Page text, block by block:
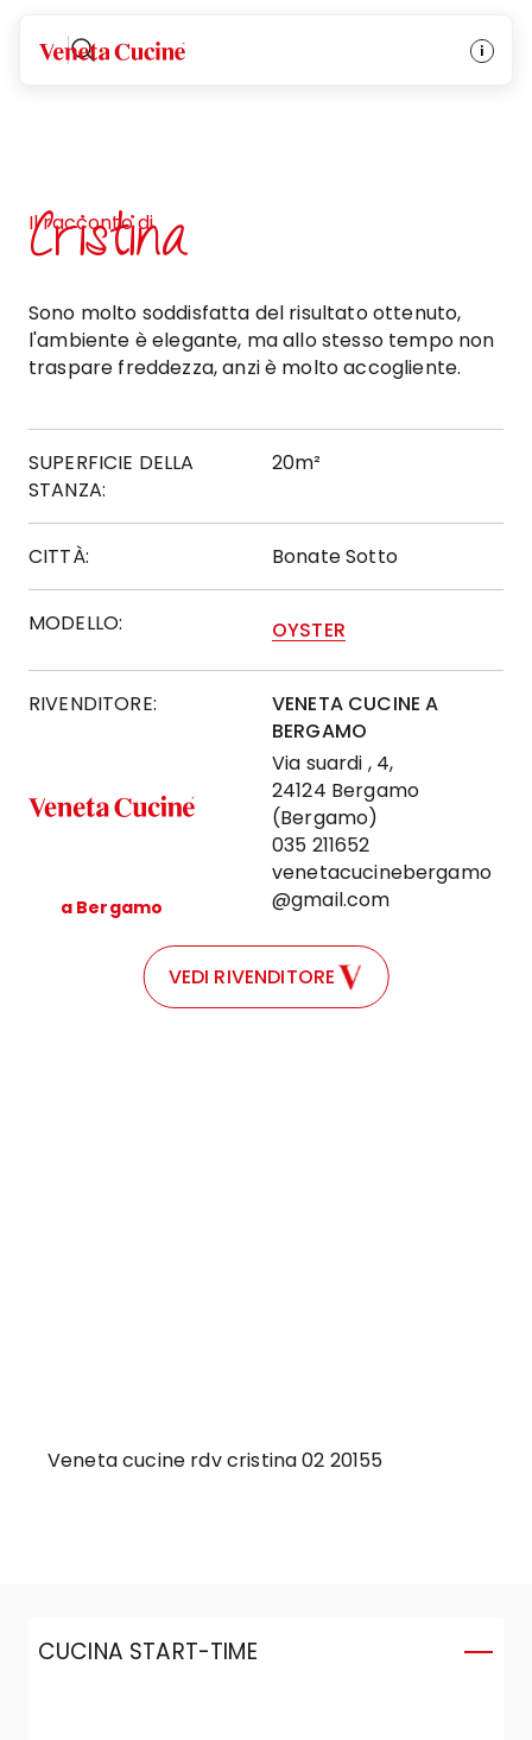
Veneta Cucine
Il racconto di
Cristina
Sono molto soddisfatta del risultato ottenuto,
l'ambiente è elegante, ma allo stesso tempo non
traspare freddezza, anzi è molto accogliente.
SUPERFICIE DELLA
STANZA:
20m²
CITTÀ: Bonate Sotto
MODELLO: OYSTER
RIVENDITORE:
a Bergamo
VENETA CUCINE A
BERGAMO
Via suardi , 4,
24124 Bergamo
(Bergamo)
035 211652
venetacucinebergamo
@gmail.com
VEDI RIVENDITORE
Veneta cucine rdv cristina 02 20155
CUCINA START-TIME